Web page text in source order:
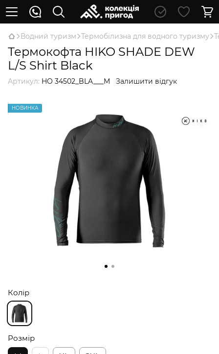
Водний туризм Термобілизна для водного туризму
Термокофта HIKO SHADE DEW
L/S Shirt Black
Артикул: HO 34502_BLA___M Залишити відгук
НОВИНКА
Колір
Розмір